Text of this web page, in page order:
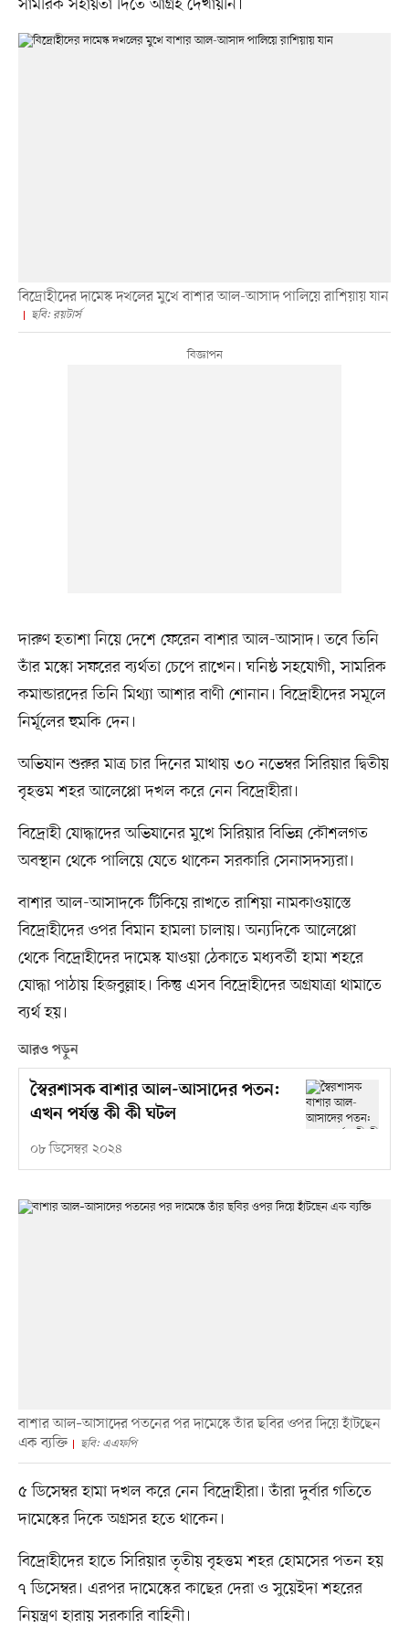
সামরিক সহায়তা দিতে আগ্রহ দেখায়নি।
বিদ্রোহীদের দামেস্ক দখলের মুখে বাশার আল-আসাদ পালিয়ে রাশিয়ায় যান
ছবি: রয়টার্স
দারুণ হতাশা নিয়ে দেশে ফেরেন বাশার আল-আসাদ। তবে তিনি
তাঁর মস্কো সফরের ব্যর্থতা চেপে রাখেন। ঘনিষ্ঠ সহযোগী, সামরিক
কমান্ডারদের তিনি মিথ্যা আশার বাণী শোনান। বিদ্রোহীদের সমূলে
নির্মূলের হুমকি দেন।
অভিযান শুরুর মাত্র চার দিনের মাথায় ৩০ নভেম্বর সিরিয়ার দ্বিতীয়
বৃহত্তম শহর আলেপ্পো দখল করে নেন বিদ্রোহীরা।
বিদ্রোহী যোদ্ধাদের অভিযানের মুখে সিরিয়ার বিভিন্ন কৌশলগত
অবস্থান থেকে পালিয়ে যেতে থাকেন সরকারি সেনাসদস্যরা।
বাশার আল-আসাদকে টিকিয়ে রাখতে রাশিয়া নামকাওয়াস্তে
বিদ্রোহীদের ওপর বিমান হামলা চালায়। অন্যদিকে আলেপ্পো
থেকে বিদ্রোহীদের দামেস্ক যাওয়া ঠেকাতে মধ্যবর্তী হামা শহরে
যোদ্ধা পাঠায় হিজবুল্লাহ। কিন্তু এসব বিদ্রোহীদের অগ্রযাত্রা থামাতে
ব্যর্থ হয়।
আরও পড়ুন
স্বৈরশাসক বাশার আল-আসাদের পতন:
এখন পর্যন্ত কী কী ঘটল
০৮ ডিসেম্বর ২০২৪
বাশার আল–আসাদের পতনের পর দামেস্কে তাঁর ছবির ওপর দিয়ে হাঁটছেন
এক ব্যক্তি
ছবি: এএফপি
৫ ডিসেম্বর হামা দখল করে নেন বিদ্রোহীরা। তাঁরা দুর্বার গতিতে
দামেস্কের দিকে অগ্রসর হতে থাকেন।
বিদ্রোহীদের হাতে সিরিয়ার তৃতীয় বৃহত্তম শহর হোমসের পতন হয়
৭ ডিসেম্বর। এরপর দামেস্কের কাছের দেরা ও সুয়েইদা শহরের
নিয়ন্ত্রণ হারায় সরকারি বাহিনী।